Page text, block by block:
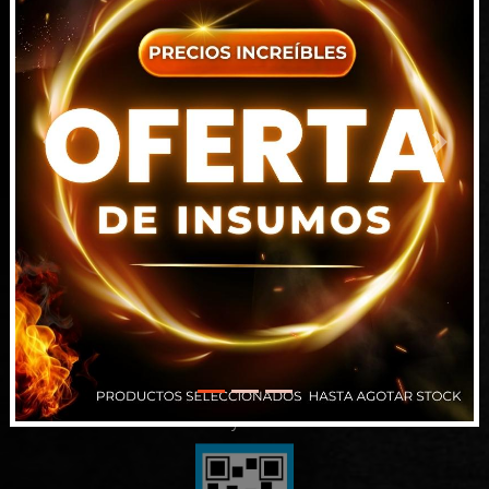
Previous Next
7815 NW 15TH ST DORAL FL 33126-1109
Florida, EEUU
+1 786 698 9101
ventas1@intrahard.com
Alsina 829, Paraná
Entre Ríos
343 509-7450
info@intrahard.com
Santa Fe (Punto Picking)
343 509-7450
ventas2@intrahard.com
Términos y Condiciones